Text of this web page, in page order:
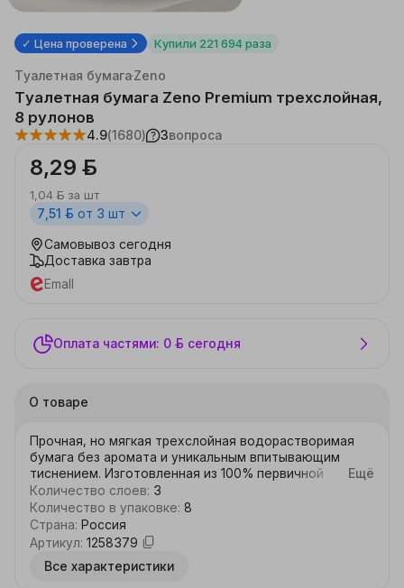
✓ Цена проверена Купили 221 694раза
Каталог
Красота, здоровье
Гигиенические средства
Туалетная бумагаZeno
Туалетная бумага Zeno Premium трехслойная,
8 рулонов
4.9(1680) 3вопроса
8,29 ƃ
1,04 ƃ за шт
7,51 ƃ от 3 шт
Самовывоз сегодня
Доставка завтра
Emall
Оплата частями: 0 ƃ сегодня
О товаре
Прочная, но мягкая трехслойная водорастворимая
бумага без аромата и уникальным впитывающим
тиснением. Изготовленная из 100% первичной
целлюлозы, деликатно очищает и нежно заботится
о вашей коже.
Ещё
Количество слоев: 3
Количество в упаковке: 8
Страна: Россия
Артикул: 1258379
Все характеристики